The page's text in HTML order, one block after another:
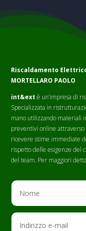
Riscaldamento
MORTELLARO PAOLO
int&ext è un’impresa di
Specializzata in
mano utilizzando materiali
preventivi online attraverso
ricevere stime immediate
rispetto delle esigenze del
del team. Per maggiori